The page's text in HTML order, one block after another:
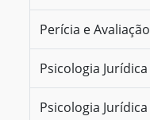
Perícia e
Psicologia
Psicologia